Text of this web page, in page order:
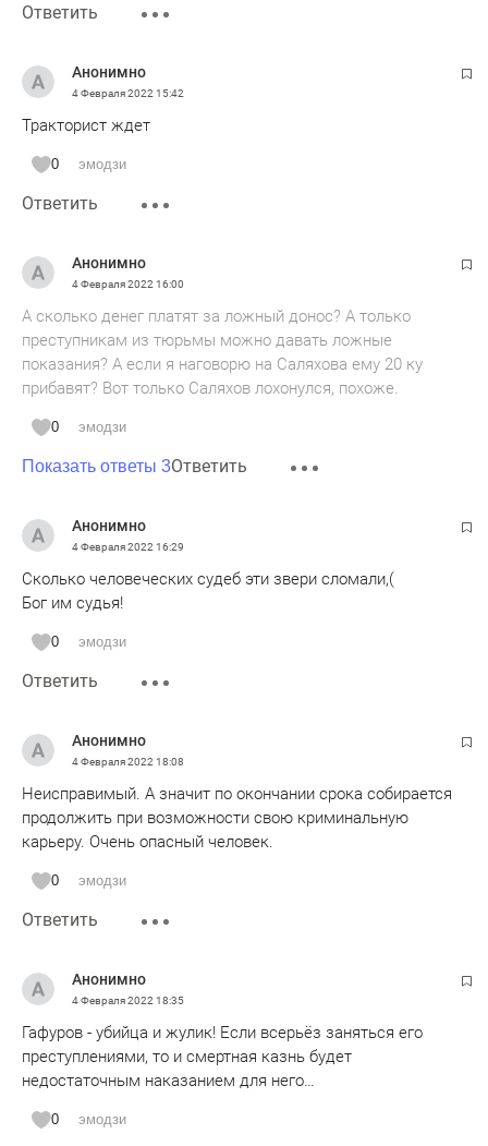
Ответить
Анонимно
4 Февраля 2022 15:42
Тракторист ждет
0 эмодзи
Ответить
Анонимно
4 Февраля 2022 16:00
А сколько денег платят за ложный донос? А только
преступникам из тюрьмы можно давать ложные
показания? А если я наговорю на Саляхова ему 20 ку
прибавят? Вот только Саляхов лохонулся, похоже.
0 эмодзи
Показать ответы 3Ответить
Анонимно
4 Февраля 2022 16:29
Сколько человеческих судеб эти звери сломали,(
Бог им судья!
0 эмодзи
Ответить
Анонимно
4 Февраля 2022 18:08
Неисправимый. А значит по окончании срока собирается
продолжить при возможности свою криминальную
карьеру. Очень опасный человек.
0 эмодзи
Ответить
Анонимно
4 Февраля 2022 18:35
Гафуров - убийца и жулик! Если всерьёз заняться его
преступлениями, то и смертная казнь будет
недостаточным наказанием для него…
0 эмодзи